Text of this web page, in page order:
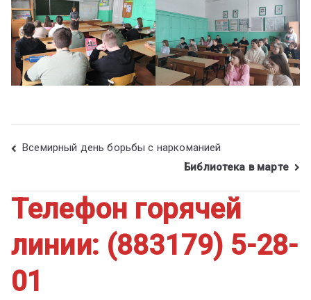
Всемирный день борьбы с наркоманией
Библиотека в марте
Телефон горячей
линии: (883179) 5-28-
01